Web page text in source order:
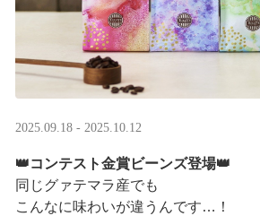
2025.09.18 - 2025.10.12
👑コンテスト金賞ビーンズ登場👑
同じグァテマラ産でも
こんなに味わいが違うんです…！